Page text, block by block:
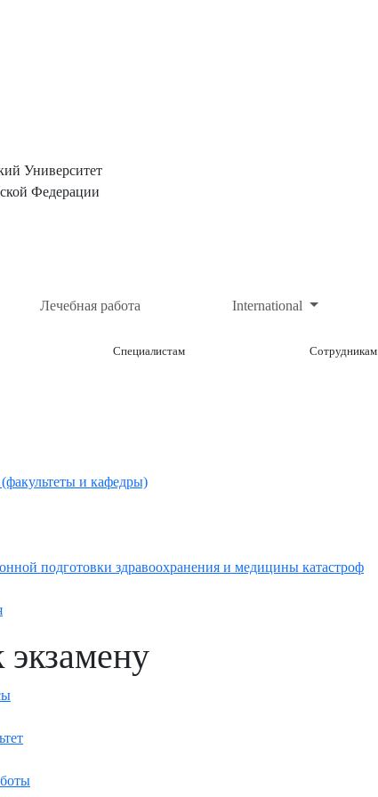
Университет
Федерации
Лечебная работа International
Специалистам Сотрудникам
и кафедры)
подготовки здравоохранения и медицины катастроф